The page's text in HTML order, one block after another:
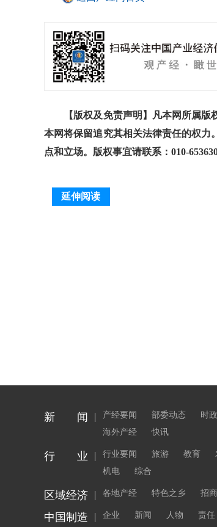
【版权及免责声明】凡本网所属版权
本网将保留追究其相关法律责任的权力
点和立场。版权事宜请联系：010-
延伸阅读
新 闻 产经要闻 部委动态 时
海外产经
快讯
行 业 行业要闻 旅游 教育
机电
综合
区域经济 各地产经 特色之乡 招商
中国制造 企业 新闻 人物 责任